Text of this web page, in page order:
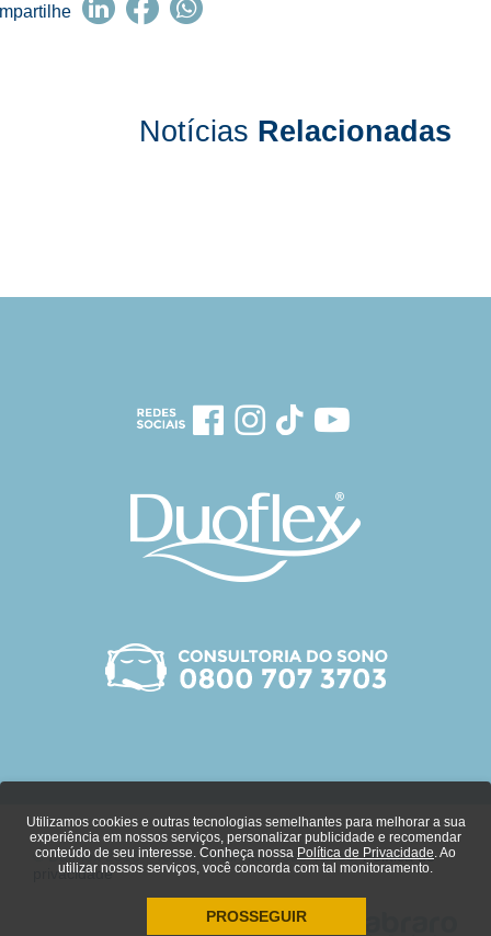
Notícias Relacionadas
© Duoflex 2018 - Todos os direitos reservados.Política de
privacidade
Utilizamos cookies e outras tecnologias semelhantes para melhorar a sua
experiência em nossos serviços, personalizar publicidade e recomendar
conteúdo de seu interesse. Conheça nossa Política de Privacidade. Ao
utilizar nossos serviços, você concorda com tal monitoramento.
PROSSEGUIR